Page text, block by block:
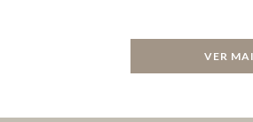
VER